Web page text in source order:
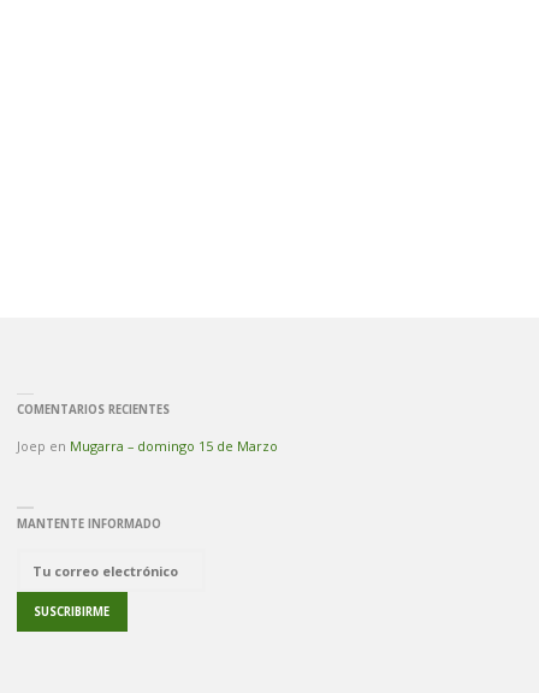
COMENTARIOS RECIENTES
Joep en Mugarra – domingo 15 de Marzo
MANTENTE INFORMADO